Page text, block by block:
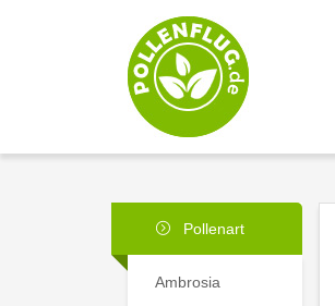
Pollenart
Ambrosia